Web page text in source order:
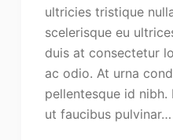
ultricies tristique
scelerisque eu
duis at consectetur
ac odio. At urna
pellentesque id
ut faucibus pulvinar…